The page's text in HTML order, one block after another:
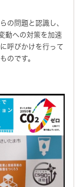
の問題と認識し、
動への対策を加速
呼びかけを行って
のです。